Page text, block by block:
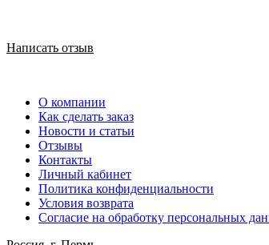
Написать отзыв
О компании
Как сделать заказ
Новости и статьи
Отзывы
Контакты
Личный кабинет
Политика конфиденциальности
Условия возврата
Согласие на обработку персональных